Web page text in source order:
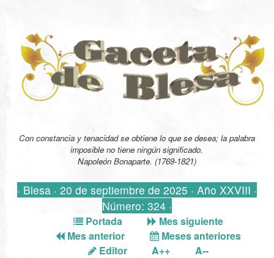
Con constancia y tenacidad se obtiene lo que se desea; la palabra
imposible no tiene ningún significado.
Napoleón Bonaparte. (1769-1821)
· Blesa · 20 de septiembre de 2025 · Año XXVIII ·
Número: 324 ·
Portada
Mes siguiente
Mes anterior
Meses anteriores
Editor
A++ A--